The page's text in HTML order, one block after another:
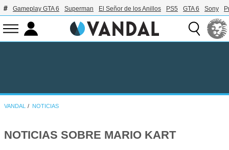
Gameplay GTA 6 Superman El Señor de los Anillos PS5 GTA 6 Sony
VANDAL NOTICIAS
NOTICIAS SOBRE MARIO KART